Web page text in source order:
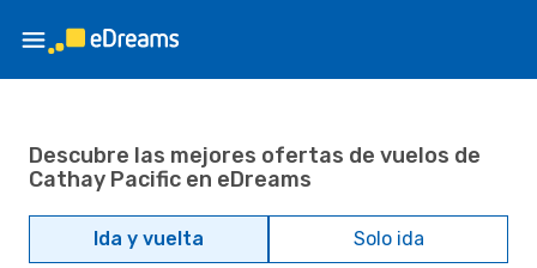
Descubre las mejores ofertas de vuelos de
Cathay Pacific en eDreams
Ida y vuelta Solo ida